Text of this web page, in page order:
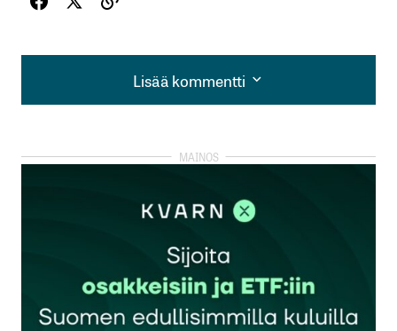
Lisää kommentti
Lisää kommentti
kirjautua
rekisteröityä